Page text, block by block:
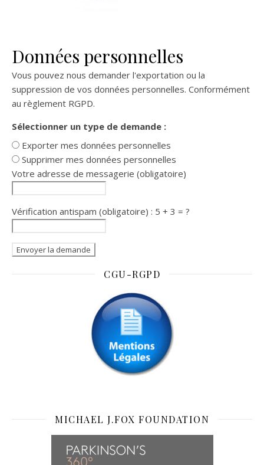
Données personnelles
Vous pouvez nous demander l'exportation ou la
suppression de vos données personnelles. Conformément
au règlement RGPD.
Sélectionner un type de demande :
Exporter mes données personnelles
Supprimer mes données personnelles
Votre adresse de messagerie (obligatoire)
Vérification antispam (obligatoire) : 5 + 3 = ?
CGU-RGPD
MICHAEL J.FOX FOUNDATION